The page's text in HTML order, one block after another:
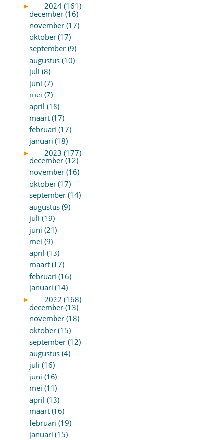
►
2024 (161)
december (16)
november (17)
oktober (17)
september (9)
augustus (10)
juli (8)
juni (7)
mei (7)
april (18)
maart (17)
februari (17)
januari (18)
►
2023 (177)
december (12)
november (16)
oktober (17)
september (14)
augustus (9)
juli (19)
juni (21)
mei (9)
april (13)
maart (17)
februari (16)
januari (14)
►
2022 (168)
december (13)
november (18)
oktober (15)
september (12)
augustus (4)
juli (16)
juni (16)
mei (11)
april (13)
maart (16)
februari (19)
januari (15)